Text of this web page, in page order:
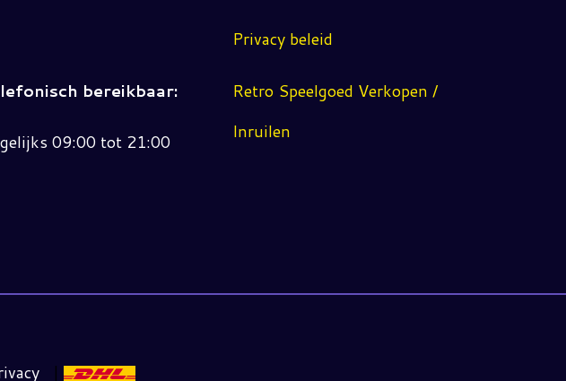
bereikbaar:
09:00 tot 21:00
Privacy beleid
Retro Speelgoed Verkopen /
Inruilen
|